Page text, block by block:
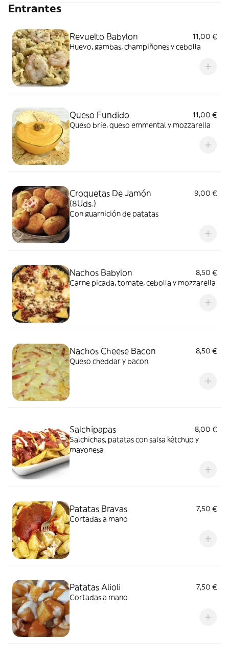
Entrantes
Revuelto Babylon
11,00 €
Huevo, gambas, champiñones y cebolla
Queso Fundido
11,00 €
Queso brie, queso emmental y mozzarella
Croquetas De Jamón
(8Uds.)
9,00 €
Con guarnición de patatas
Nachos Babylon
8,50 €
Carne picada, tomate, cebolla y mozzarella
Nachos Cheese Bacon
8,50 €
Queso cheddar y bacon
Salchipapas
8,00 €
Salchichas, patatas con salsa kétchup y
mayonesa
Patatas Bravas
7,50 €
Cortadas a mano
Patatas Alioli
7,50 €
Cortadas a mano